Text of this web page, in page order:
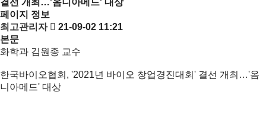
결선 개최…'옴니아메드' 대상
페이지 정보
최고관리자
21-09-02 11:21
본문
화학과 김원종 교수
한국바이오협회, '2021년 바이오 창업경진대회' 결선 개최…'옴
니아메드' 대상